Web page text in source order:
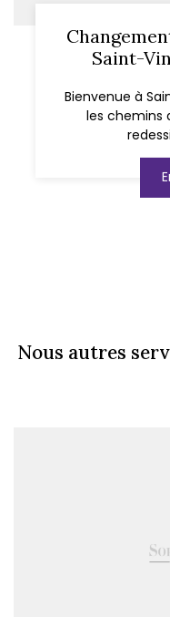
Saint-
Bienvenue à
les chemins
Nous autres